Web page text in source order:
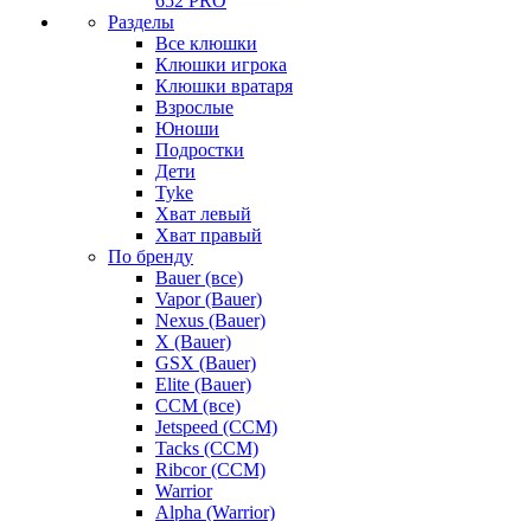
Разделы
Все клюшки
Клюшки игрока
Клюшки вратаря
Взрослые
Юноши
Подростки
Дети
Tyke
Хват левый
Хват правый
По бренду
Bauer (все)
Vapor (Bauer)
Nexus (Bauer)
X (Bauer)
GSX (Bauer)
Elite (Bauer)
CCM (все)
Jetspeed (CCM)
Tacks (CCM)
Ribcor (CCM)
Warrior
Alpha (Warrior)